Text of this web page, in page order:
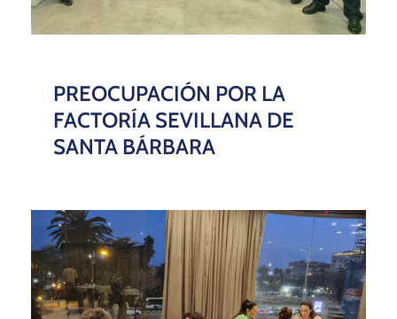
PREOCUPACIÓN POR LA
FACTORÍA SEVILLANA DE
SANTA BÁRBARA